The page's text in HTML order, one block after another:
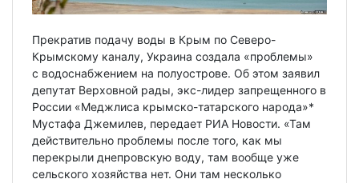
Прекратив подачу воды в Крым по Северо-
Крымскому каналу, Украина создала «проблемы»
с водоснабжением на полуострове. Об этом заявил
депутат Верховной рады, экс-лидер запрещенного в
России «Меджлиса крымско-татарского народа»*
Мустафа Джемилев, передает РИА Новости. «Там
действительно проблемы после того, как мы
перекрыли днепровскую воду, там вообще уже
сельского хозяйства нет. Они там несколько